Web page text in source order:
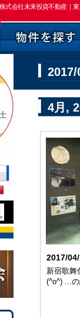
式会社未来投資不動産｜
2017/
4月,
2017/
新宿歌
(^o^) ...